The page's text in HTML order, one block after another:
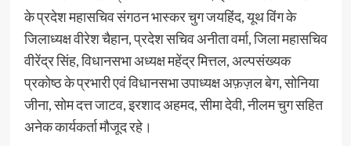
के प्रदेश महासचिव संगठन भास्कर चुग जयहिंद, यूथ विंग के
जिलाध्यक्ष वीरेश चैहान, प्रदेश सचिव अनीता वर्मा, जिला महासचिव
वीरेंद्र सिंह, विधानसभा अध्यक्ष महेंद्र मित्तल, अल्पसंख्यक
प्रकोष्ठ के प्रभारी एवं विधानसभा उपाध्यक्ष अफ़ज़ल बेग, सोनिया
जीना, सोम दत्त जाटव, इरशाद अहमद, सीमा देवी, नीलम चुग सहित
अनेक कार्यकर्ता मौजूद रहे।